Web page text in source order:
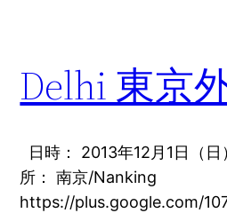
Delhi 東京
日時： 2013年12月1日（
所： 南京/Nanking
https://plus.google.com/